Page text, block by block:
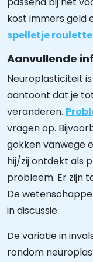
kost immers geld
spelletje roulette
Aanvullende
Neuroplasticiteit
aantoont dat je
veranderen.
vragen op.
gokken vanwege
hij/zij ontdekt als
probleem. Er zijn
De
in discussie.
De variatie in
rondom